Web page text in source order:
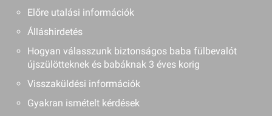
Előre utalási információk
Álláshirdetés
Hogyan válasszunk biztonságos baba fülbevalót
újszülötteknek és babáknak 3 éves korig
Visszaküldési információk
Gyakran ismételt kérdések